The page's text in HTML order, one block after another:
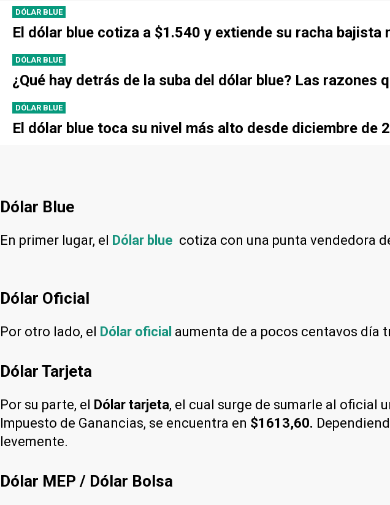
DÓLAR BLUE
El dólar blue cotiza a $1.540 y extiende su racha
DÓLAR BLUE
¿Qué hay detrás de la suba del dólar blue? Las
DÓLAR BLUE
El dólar blue toca su nivel más alto desde diciembre de
Dólar Blue
En primer lugar, el Dólar blue cotiza con una punta vendedora
Dólar Oficial
Por otro lado, el Dólar oficial aumenta de a pocos centavos día
Dólar Tarjeta
Por su parte, el Dólar tarjeta, el cual surge de sumarle al oficial
Impuesto de Ganancias, se encuentra en $1613,60.
levemente.
Dólar MEP / Dólar Bolsa